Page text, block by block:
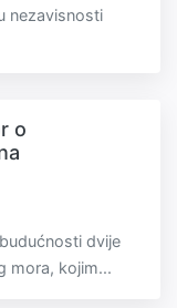
nezavisnosti
o
dvije
mora, kojim...